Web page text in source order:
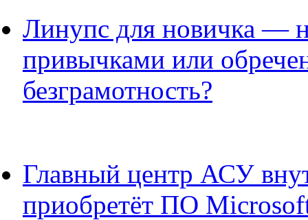
Линупс для новичка —
привычками или
безграмотность?
Главный центр АСУ
приобретёт ПО